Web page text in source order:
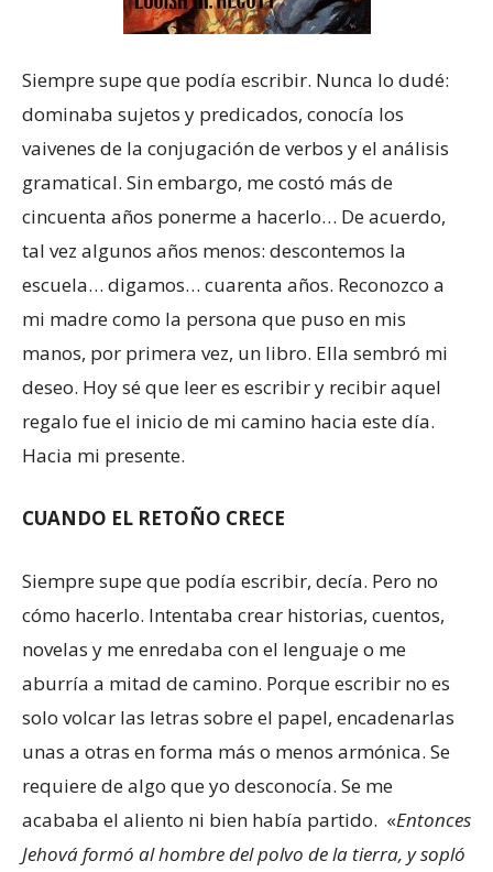
Siempre supe que podía escribir. Nunca lo dudé:
dominaba sujetos y predicados, conocía los
vaivenes de la conjugación de verbos y el análisis
gramatical. Sin embargo, me costó más de
cincuenta años ponerme a hacerlo… De acuerdo,
tal vez algunos años menos: descontemos la
escuela… digamos… cuarenta años. Reconozco a
mi madre como la persona que puso en mis
manos, por primera vez, un libro. Ella sembró mi
deseo. Hoy sé que leer es escribir y recibir aquel
regalo fue el inicio de mi camino hacia este día.
Hacia mi presente.
CUANDO EL RETOÑO CRECE
Siempre supe que podía escribir, decía. Pero no
cómo hacerlo. Intentaba crear historias, cuentos,
novelas y me enredaba con el lenguaje o me
aburría a mitad de camino. Porque escribir no es
solo volcar las letras sobre el papel, encadenarlas
unas a otras en forma más o menos armónica. Se
requiere de algo que yo desconocía. Se me
acababa el aliento ni bien había partido. «Entonces
Jehová formó al hombre del polvo de la tierra, y sopló